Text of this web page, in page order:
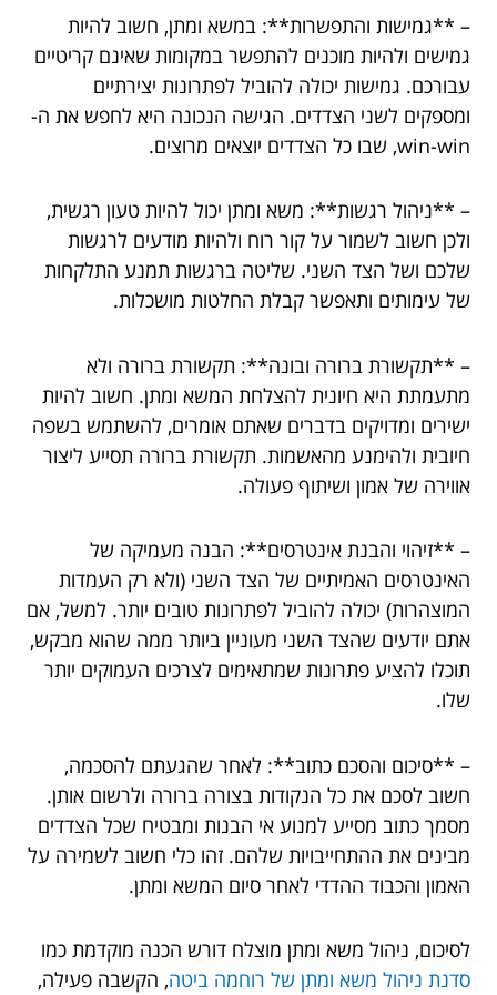
– **גמישות והתפשרות**: במשא ומתן, חשוב להיות
גמישים ולהיות מוכנים להתפשר במקומות שאינם קריטיים
עבורכם. גמישות יכולה להוביל לפתרונות יצירתיים
ומספקים לשני הצדדים. הגישה הנכונה היא לחפש את ה-
win-win, שבו כל הצדדים יוצאים מרוצים.
– **ניהול רגשות**: משא ומתן יכול להיות טעון רגשית,
ולכן חשוב לשמור על קור רוח ולהיות מודעים לרגשות
שלכם ושל הצד השני. שליטה ברגשות תמנע התלקחות
של עימותים ותאפשר קבלת החלטות מושכלות.
– **תקשורת ברורה ובונה**: תקשורת ברורה ולא
מתעמתת היא חיונית להצלחת המשא ומתן. חשוב להיות
ישירים ומדויקים בדברים שאתם אומרים, להשתמש בשפה
חיובית ולהימנע מהאשמות. תקשורת ברורה תסייע ליצור
אווירה של אמון ושיתוף פעולה.
– **זיהוי והבנת אינטרסים**: הבנה מעמיקה של
האינטרסים האמיתיים של הצד השני (ולא רק העמדות
המוצהרות) יכולה להוביל לפתרונות טובים יותר. למשל, אם
אתם יודעים שהצד השני מעוניין ביותר ממה שהוא מבקש,
תוכלו להציע פתרונות שמתאימים לצרכים העמוקים יותר
שלו.
– **סיכום והסכם כתוב**: לאחר שהגעתם להסכמה,
חשוב לסכם את כל הנקודות בצורה ברורה ולרשום אותן.
מסמך כתוב מסייע למנוע אי הבנות ומבטיח שכל הצדדים
מבינים את ההתחייבויות שלהם. זהו כלי חשוב לשמירה על
האמון והכבוד ההדדי לאחר סיום המשא ומתן.
לסיכום, ניהול משא ומתן מוצלח דורש הכנה מוקדמת כמו
סדנת ניהול משא ומתן של רוחמה ביטה, הקשבה פעילה,